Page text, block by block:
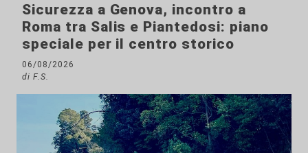
Sicurezza a Genova, incontro a
Roma tra Salis e Piantedosi: piano
speciale per il centro storico
06/08/2026
di F.S.